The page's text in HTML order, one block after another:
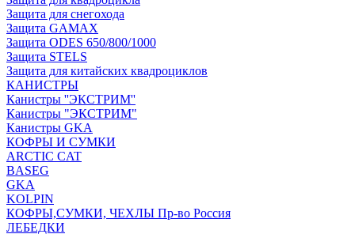
Защита для снегохода
Защита GAMAX
Защита ODES 650/800/1000
Защита STELS
Защита для китайских квадроциклов
КАНИСТРЫ
Канистры ''ЭКСТРИМ''
Канистры "ЭКСТРИМ"
Канистры GKA
КОФРЫ И СУМКИ
ARCTIC CAT
BASEG
GKA
KOLPIN
КОФРЫ,СУМКИ, ЧЕХЛЫ Пр-во Россия
ЛЕБЕДКИ